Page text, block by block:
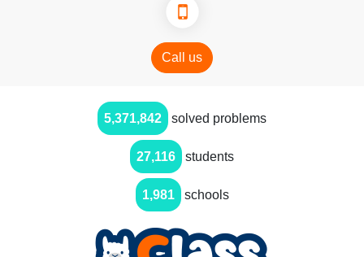
Call us
5,371,842 solved problems
27,116 students
1,981 schools